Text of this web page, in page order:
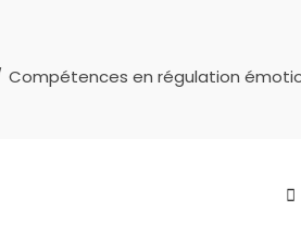
Compétences en régulation